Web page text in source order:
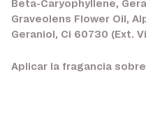
Beta-Caryophyllene,
Graveolens Flower Oil,
Geraniol, Ci 60730 (Ext.
Aplicar la fragancia